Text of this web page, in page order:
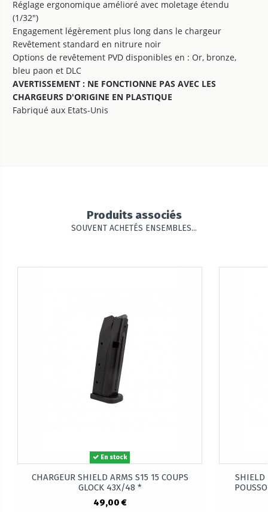
Réglage ergonomique amélioré avec moletage étendu
(1/32")
Engagement légèrement plus long dans le chargeur
Revêtement standard en nitrure noir
Options de revêtement PVD disponibles en : Or, bronze,
bleu paon et DLC
AVERTISSEMENT : NE FONCTIONNE PAS AVEC LES
CHARGEURS D'ORIGINE EN PLASTIQUE
Fabriqué aux Etats-Unis
Produits associés
SOUVENT ACHETÉS ENSEMBLES...
En stock
CHARGEUR SHIELD ARMS S15 15 COUPS
GLOCK 43X/48 *
49,00 €
SHIELD